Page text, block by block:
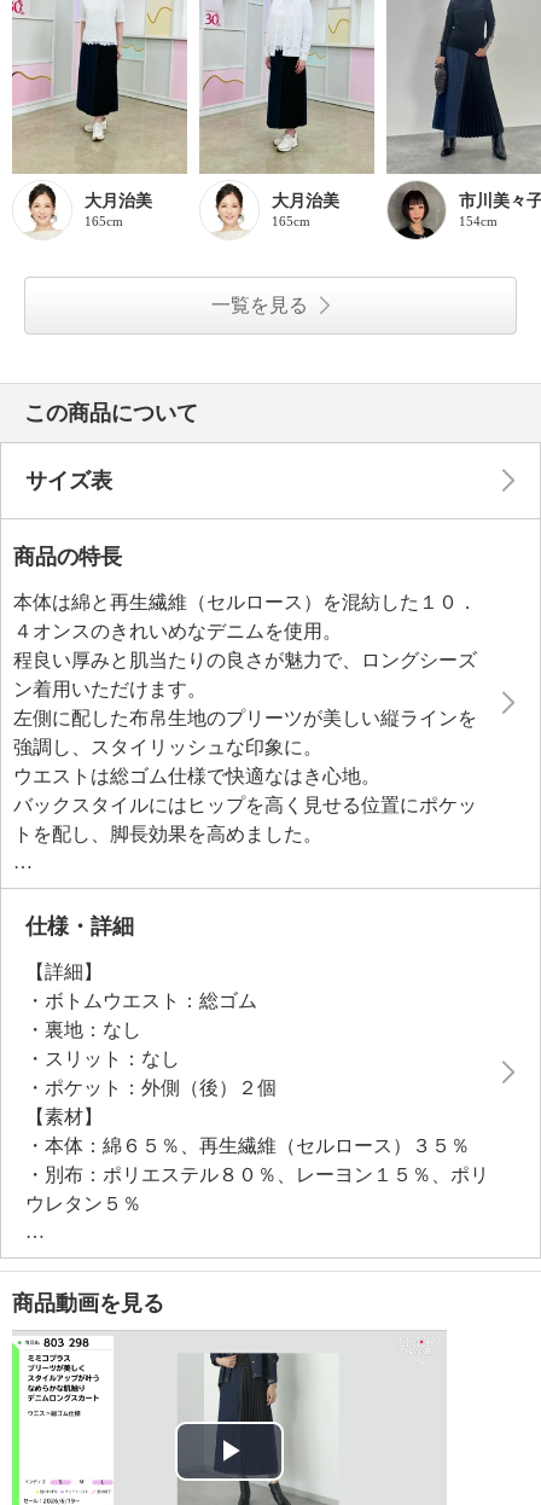
大月治美
165cm
大月治美
165cm
市川美々
154cm
一覧を見る
この商品について
サイズ表
商品の特長
本体は綿と再生繊維（セルロース）を混紡した１０．
４オンスのきれいめなデニムを使用。
程良い厚みと肌当たりの良さが魅力で、ロングシーズ
ン着用いただけます。
左側に配した布帛生地のプリーツが美しい縦ラインを
強調し、スタイリッシュな印象に。
ウエストは総ゴム仕様で快適なはき心地。
バックスタイルにはヒップを高く見せる位置にポケッ
トを配し、脚長効果を高めました。
気になる腹部もプリーツで巧みにカモフラージュ。
カジュアルなデニム素材でありながら、プリーツとの
ドッキングにより、特別感とおしゃれ度をアップ。
いめにも着こなせる万能アイテムです。
仕様・詳細
【詳細】
・ボトムウエスト：総ゴム
・裏地：なし
・スリット：なし
・ポケット：外側（後）２個
【素材】
・本体：綿６５％、再生繊維（セルロース）３５％
・別布：ポリエステル８０％、レーヨン１５％、ポリ
ウレタン５％
【メンテナンス（絵表示ラベル）】
・手洗い：可
・漂白処理：塩素系・酸素系漂白不可
・タンブル乾燥：不可
・自然乾燥：日陰の吊り干し
・アイロン仕上げ：可（低温）
・ドライクリーニング：不可
・ウエットクリーニング：可
【メンテナンス（ケアラベル）】
・長時間照射による変退色注意
商品動画を見る
Play